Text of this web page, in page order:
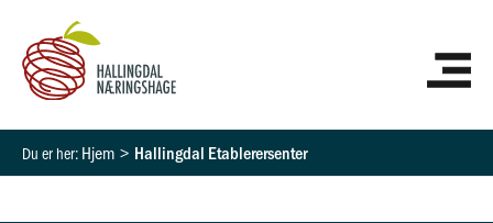
innholdet
Hjem Hallingdal Etablerersenter